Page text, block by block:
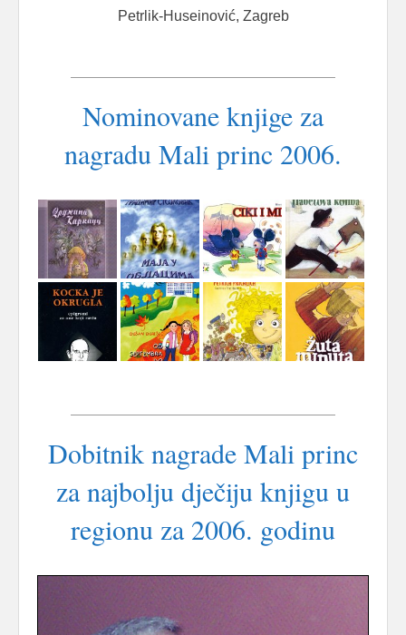
Petrlik-Huseinović, Zagreb
Nominovane knjige za
nagradu Mali princ 2006.
Dobitnik nagrade Mali princ
za najbolju dječiju knjigu u
regionu za 2006. godinu